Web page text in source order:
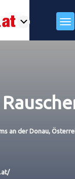
an der Donau,